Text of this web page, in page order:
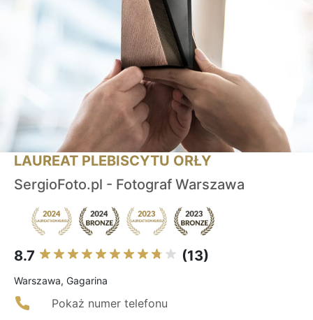
LAUREAT PLEBISCYTU ORŁY
SergioFoto.pl - Fotograf Warszawa
8.7 (13)
Warszawa, Gagarina
Pokaż numer telefonu